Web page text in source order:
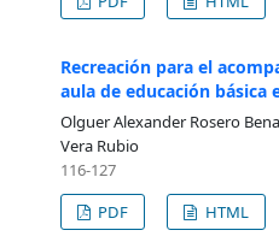
Recreación para el
aula de educación básica
Olguer Alexander Rosero
Vera Rubio
116-127
PDF
HTML